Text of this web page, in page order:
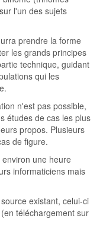
l'un des sujets
prendre la forme
les grands principes
technique, guidant
qui les
n'est pas possible,
études de cas les plus
propos. Plusieurs
de figure.
une heure
informaticiens mais
existant, celui-ci
téléchargement sur